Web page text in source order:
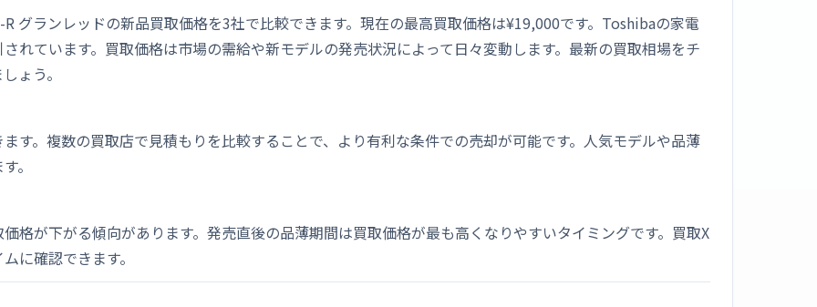
グランレッドの新品買取価格を3社で比較できます。現在の最高買取価格は¥19,000です。Toshibaの家電
れています。買取価格は市場の需給や新モデルの発売状況によって日々変動します。最新の買取相場をチ
ょう。
す。複数の買取店で見積もりを比較することで、より有利な条件での売却が可能です。人気モデルや品薄
。
格が下がる傾向があります。発売直後の品薄期間は買取価格が最も高くなりやすいタイミングです。買取X
に確認できます。